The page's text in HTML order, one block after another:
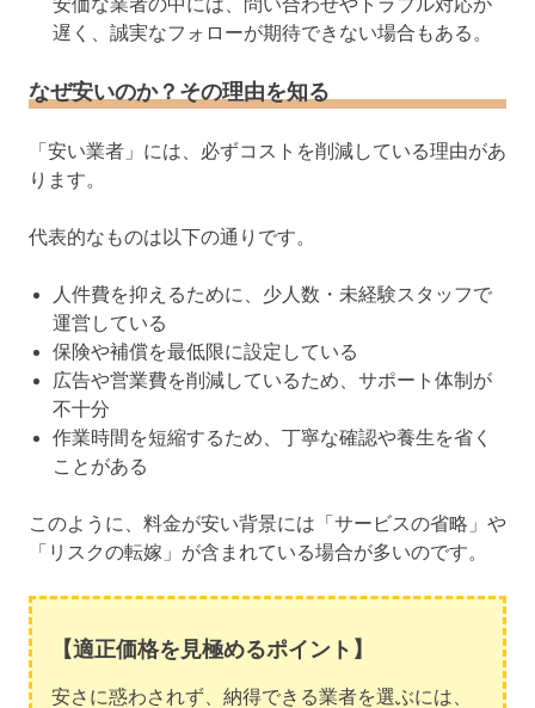
遅く、誠実なフォローが期待できない場合もある。
なぜ安いのか？その理由を知る
「安い業者」には、必ずコストを削減している理由があ
ります。
代表的なものは以下の通りです。
人件費を抑えるために、少人数・未経験スタッフで
運営している
保険や補償を最低限に設定している
広告や営業費を削減しているため、サポート体制が
不十分
作業時間を短縮するため、丁寧な確認や養生を省く
ことがある
このように、料金が安い背景には「サービスの省略」や
「リスクの転嫁」が含まれている場合が多いのです。
【適正価格を見極めるポイント】
安さに惑わされず、納得できる業者を選ぶには、